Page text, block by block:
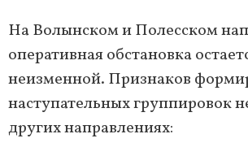
На Волынском и Полесском
оперативная обстановка
неизменной. Признаков
наступательных группировок
других направлениях: